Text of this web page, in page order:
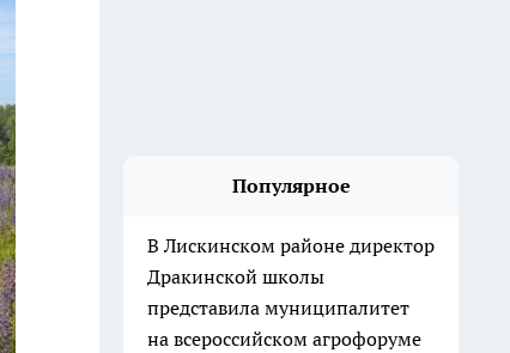
Популярное
В Лискинском районе директор
Дракинской школы
представила муниципалитет
на всероссийском агрофоруме